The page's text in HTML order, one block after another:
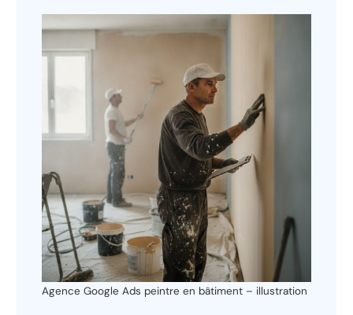
Agence Google Ads peintre en bâtiment – illustration